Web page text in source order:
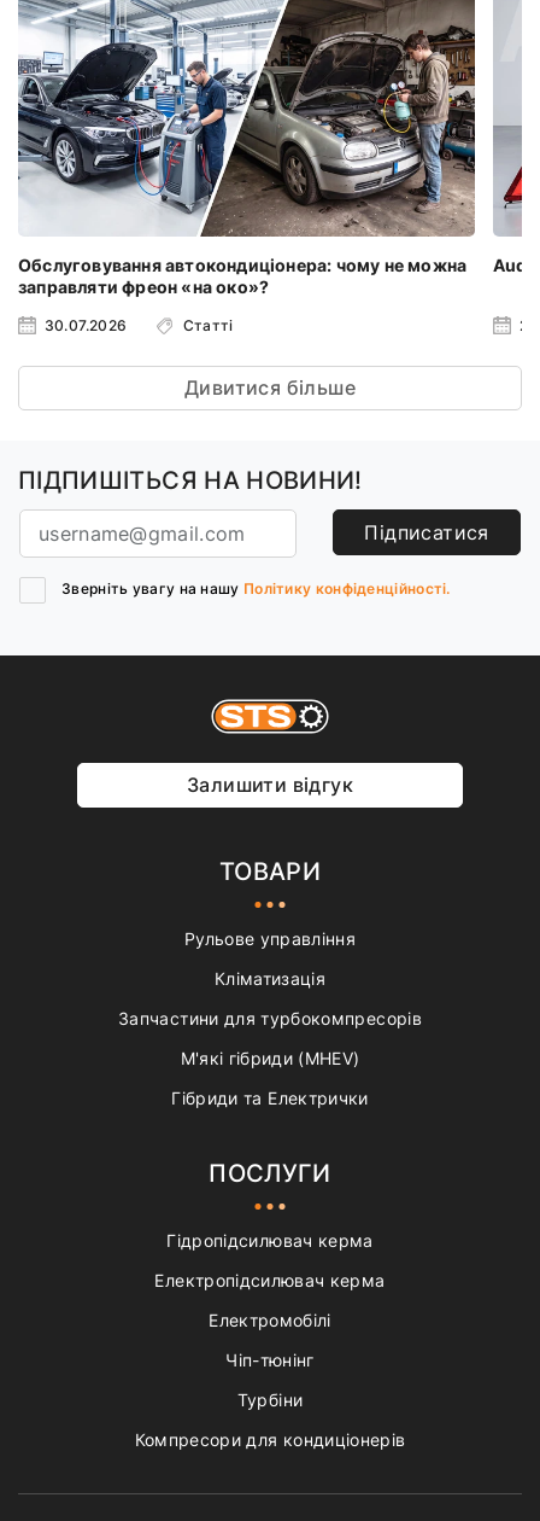
Обслуговування автокондиціонера: чому не можна
заправляти фреон «на око»?
30.07.2026 Статті
Audi
Дивитися більше
ПІДПИШІТЬСЯ НА НОВИНИ!
Підписатися
Зверніть увагу на нашу Політику конфіденційності.
Залишити відгук
ТОВАРИ
Рульове управління
Кліматизація
Запчастини для турбокомпресорів
М'які гібриди (MHEV)
Гібриди та Електрички
ПОСЛУГИ
Гідропідсилювач керма
Електропідсилювач керма
Електромобілі
Чіп-тюнінг
Турбіни
Компресори для кондиціонерів